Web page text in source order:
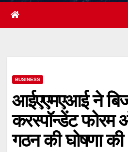
BUSINESS
आईएएमएआई ने
करस्‍पॉन्‍डेंट फोरम
गठन की घोषणा की